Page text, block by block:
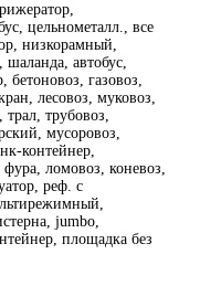
цельнометалл., все
низкорамный,
шаланда, автобус,
бетоновоз, газовоз,
лесовоз, муковоз,
трал, трубовоз,
мусоровоз,
контейнер,
фура, ломовоз, коневоз,
реф. с
jumbo,
площадка без